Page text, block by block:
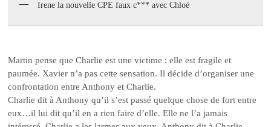
Irene la nouvelle CPE faux c*** avec Chloé
Martin pense que Charlie est une victime : elle est fragile et
paumée. Xavier n’a pas cette sensation. Il décide d’organiser une
confrontation entre Anthony et Charlie.
Charlie dit à Anthony qu’il s’est passé quelque chose de fort entre
eux…il lui dit qu’il en a rien faire d’elle. Elle ne l’a jamais